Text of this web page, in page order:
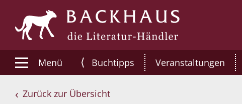
Menü ⟨ Buchtipps Veranstaltungen
Zurück zur Übersicht